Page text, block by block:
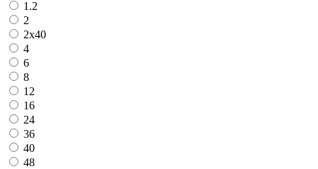
1.2
2
2х40
4
6
8
12
16
24
36
40
48